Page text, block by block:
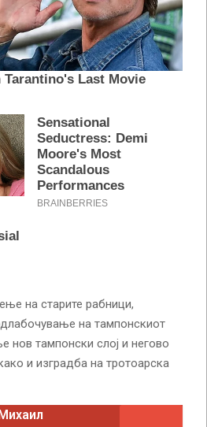
на старите рабници,
на тампонскиот
нов тампонски слој и негово
и изградба на тротоарска
Михаил